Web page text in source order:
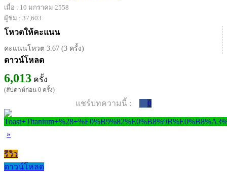
เมื่อ : 10 มกราคม 2558
ผู้ชม : 37,603
โหวตให้คะแนน
คะแนนโหวต 3.67 (3 ครั้ง)
ดาวน์โหลด
6,013 ครั้ง
(สัปดาห์ก่อน 0 ครั้ง)
แชร์บทความนี้ : 0
»
รีวิว
ดาวน์โหลด